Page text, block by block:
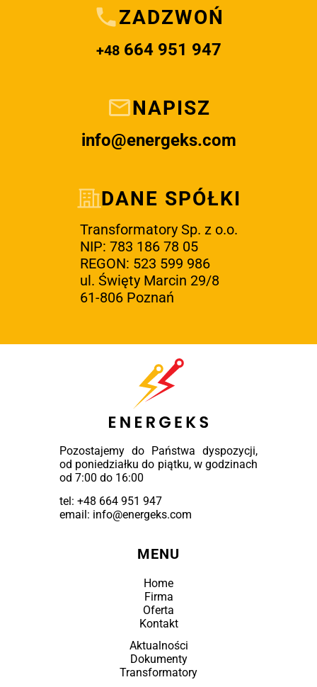
ZADZWOŃ
+48664 951 947
NAPISZ
info@energeks.com
DANE SPÓŁKI
Transformatory Sp. z o.o.
NIP: 783 186 78 05
REGON: 523 599 986
ul. Święty Marcin 29/8
61-806 Poznań
Pozostajemy do Państwa dyspozycji,
od poniedziałku do piątku, w godzinach
od 7:00 do 16:00
tel: +48 664 951 947
email: info@energeks.com
MENU
Home
Firma
Oferta
Kontakt
Aktualności
Dokumenty
Transformatory